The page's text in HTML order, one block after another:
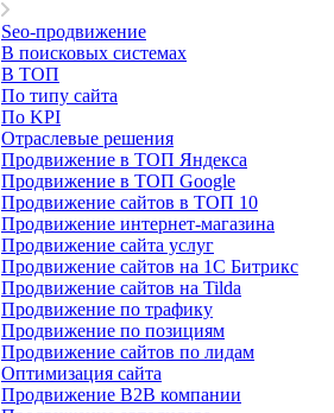
Seo-продвижение
В поисковых системах
В ТОП
По типу сайта
По KPI
Отраслевые решения
Продвижение в ТОП Яндекса
Продвижение в ТОП Google
Продвижение сайтов в ТОП 10
Продвижение интернет-магазина
Продвижение сайта услуг
Продвижение сайтов на 1С Битрикс
Продвижение сайтов на Tilda
Продвижение по трафику
Продвижение по позициям
Продвижение сайтов по лидам
Оптимизация сайта
Продвижение B2B компании